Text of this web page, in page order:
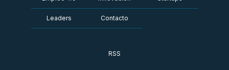
Leaders Contacto
RSS